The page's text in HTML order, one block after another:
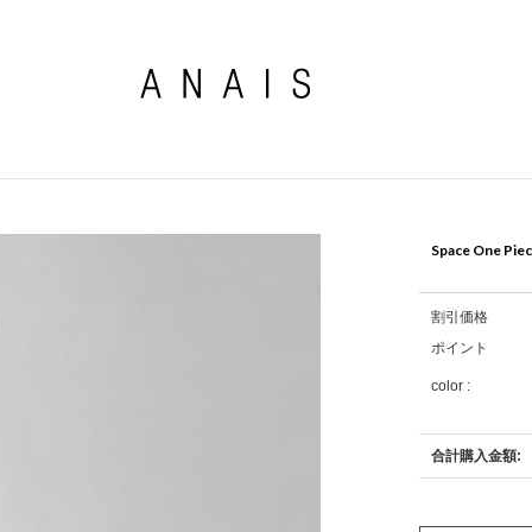
Space One
割引価格
ポイント
color :
合計購入金額: